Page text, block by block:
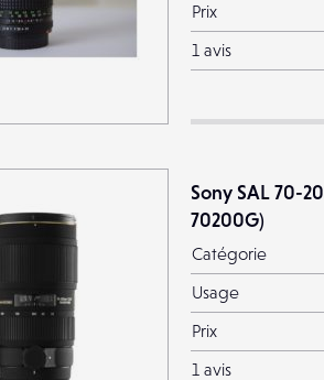
Prix
1 avis
Sony SAL 70-
70200G)
Catégorie
Usage
Prix
1 avis